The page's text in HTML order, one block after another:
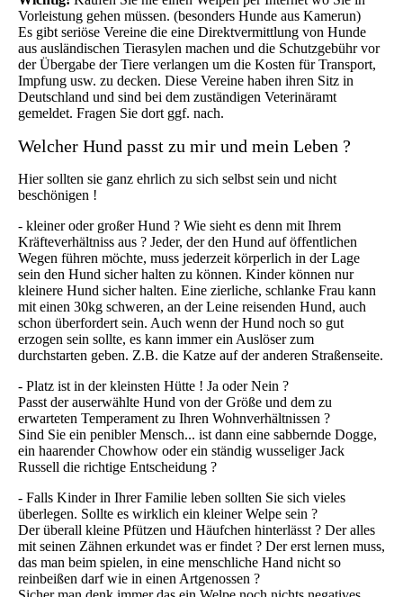
Vorleistung gehen müssen. (besonders Hunde aus Kamerun)
Es gibt seriöse Vereine die eine Direktvermittlung von Hunde
aus ausländischen Tierasylen machen und die Schutzgebühr vor
der Übergabe der Tiere verlangen um die Kosten für Transport,
Impfung usw. zu decken. Diese Vereine haben ihren Sitz in
Deutschland und sind bei dem zuständigen Veterinäramt
gemeldet. Fragen Sie dort ggf. nach.
Welcher Hund passt zu mir und mein Leben ?
Hier sollten sie ganz ehrlich zu sich selbst sein und nicht
beschönigen !
- kleiner oder großer Hund ? Wie sieht es denn mit Ihrem
Kräfteverhältniss aus ? Jeder, der den Hund auf öffentlichen
Wegen führen möchte, muss jederzeit körperlich in der Lage
sein den Hund sicher halten zu können. Kinder können nur
kleinere Hund sicher halten. Eine zierliche, schlanke Frau kann
mit einen 30kg schweren, an der Leine reisenden Hund, auch
schon überfordert sein. Auch wenn der Hund noch so gut
erzogen sein sollte, es kann immer ein Auslöser zum
durchstarten geben. Z.B. die Katze auf der anderen Straßenseite.
- Platz ist in der kleinsten Hütte ! Ja oder Nein ?
Passt der auserwählte Hund von der Größe und dem zu
erwarteten Temperament zu Ihren Wohnverhältnissen ?
Sind Sie ein penibler Mensch... ist dann eine sabbernde Dogge,
ein haarender Chowhow oder ein ständig wusseliger Jack
Russell die richtige Entscheidung ?
- Falls Kinder in Ihrer Familie leben sollten Sie sich vieles
überlegen. Sollte es wirklich ein kleiner Welpe sein ?
Der überall kleine Pfützen und Häufchen hinterlässt ? Der alles
mit seinen Zähnen erkundet was er findet ? Der erst lernen muss,
das man beim spielen, in eine menschliche Hand nicht so
reinbeißen darf wie in einen Artgenossen ?